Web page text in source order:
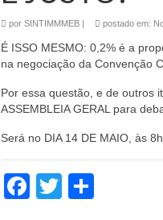
por SINTIMMMEB | postado em:
É ISSO MESMO: 0,2% é a
na negociação da Convenção
Por essa questão, e de outros
ASSEMBLEIA GERAL para
Será no DIA 14 DE MAIO, às
Facebook
Twitter